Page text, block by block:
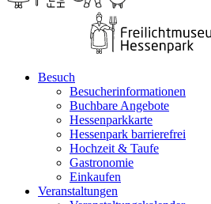
Besuch
Besucherinformationen
Buchbare Angebote
Hessenparkkarte
Hessenpark barrierefrei
Hochzeit & Taufe
Gastronomie
Einkaufen
Veranstaltungen